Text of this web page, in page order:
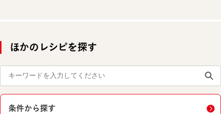
ほかのレシピを探す
条件から探す